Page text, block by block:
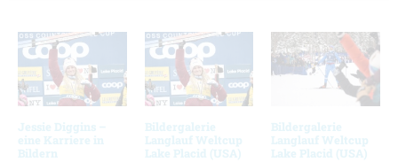
Jessie Diggins –
eine Karriere in
Bildern
Bildergalerie
Langlauf Weltcup
Lake Placid (USA)
Bildergalerie
Langlauf Weltcup
Lake Placid (USA)